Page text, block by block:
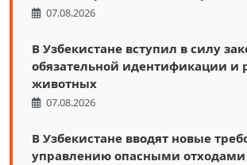
07.08.2026
В Узбекистане вступил в силу
обязательной идентификации и
животных
07.08.2026
В Узбекистане вводят новые
управлению опасными отходами